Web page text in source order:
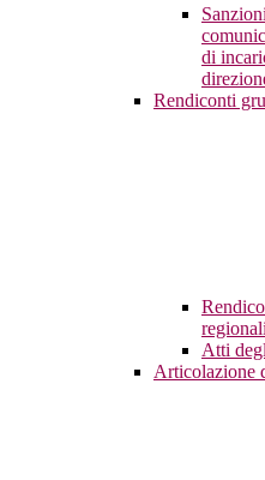
di
Rendiconti
Atti
Articolazione